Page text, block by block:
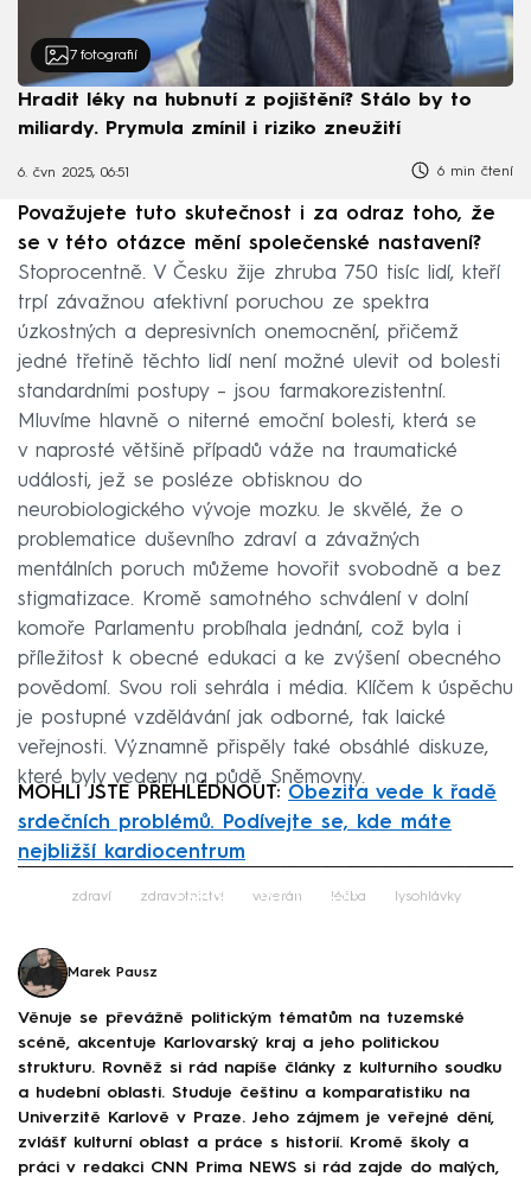
7 fotografií
Hradit léky na hubnutí z pojištění? Stálo by to
miliardy. Prymula zmínil i riziko zneužití
6. čvn 2025, 06:51 6 min čtení
Považujete tuto skutečnost i za odraz toho, že
se v této otázce mění společenské nastavení?
Stoprocentně. V Česku žije zhruba 750 tisíc lidí, kteří
trpí závažnou afektivní poruchou ze spektra
úzkostných a depresivních onemocnění, přičemž
jedné třetině těchto lidí není možné ulevit od bolesti
standardními postupy – jsou farmakorezistentní.
Mluvíme hlavně o niterné emoční bolesti, která se
v naprosté většině případů váže na traumatické
události, jež se posléze obtisknou do
neurobiologického vývoje mozku. Je skvělé, že o
problematice duševního zdraví a závažných
mentálních poruch můžeme hovořit svobodně a bez
stigmatizace. Kromě samotného schválení v dolní
komoře Parlamentu probíhala jednání, což byla i
příležitost k obecné edukaci a ke zvýšení obecného
povědomí. Svou roli sehrála i média. Klíčem k úspěchu
je postupné vzdělávání jak odborné, tak laické
veřejnosti. Významně přispěly také obsáhlé diskuze,
které byly vedeny na půdě Sněmovny.
MOHLI JSTE PŘEHLÉDNOUT: Obezita vede k řadě
srdečních problémů. Podívejte se, kde máte
nejbližší kardiocentrum
Failed to fetch
zdraví zdravotnictví veterán léčba lysohlávky
Marek Pausz
Věnuje se převážně politickým tématům na tuzemské
scéně, akcentuje Karlovarský kraj a jeho politickou
strukturu. Rovněž si rád napíše články z kulturního soudku
a hudební oblasti. Studuje češtinu a komparatistiku na
Univerzitě Karlově v Praze. Jeho zájmem je veřejné dění,
zvlášť kulturní oblast a práce s historií. Kromě školy a
práci v redakci CNN Prima NEWS si rád zajde do malých,